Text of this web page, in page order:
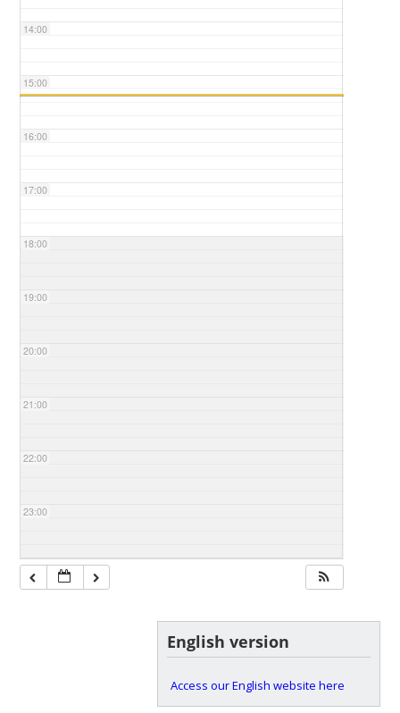
14:00
15:00
16:00
17:00
18:00
19:00
20:00
21:00
22:00
23:00
English version
Access our English website here